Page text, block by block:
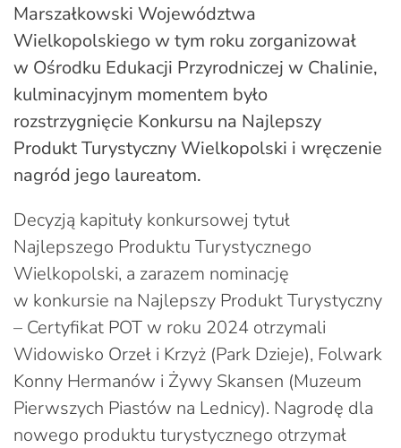
Marszałkowski Województwa
Wielkopolskiego w tym roku zorganizował
w Ośrodku Edukacji Przyrodniczej w Chalinie,
kulminacyjnym momentem było
rozstrzygnięcie Konkursu na Najlepszy
Produkt Turystyczny Wielkopolski i wręczenie
nagród jego laureatom.
Decyzją kapituły konkursowej tytuł
Najlepszego Produktu Turystycznego
Wielkopolski, a zarazem nominację
w konkursie na Najlepszy Produkt Turystyczny
– Certyfikat POT w roku 2024 otrzymali
Widowisko Orzeł i Krzyż (Park Dzieje), Folwark
Konny Hermanów i Żywy Skansen (Muzeum
Pierwszych Piastów na Lednicy). Nagrodę dla
nowego produktu turystycznego otrzymał